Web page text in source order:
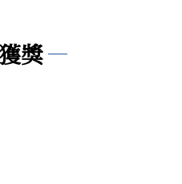
獎